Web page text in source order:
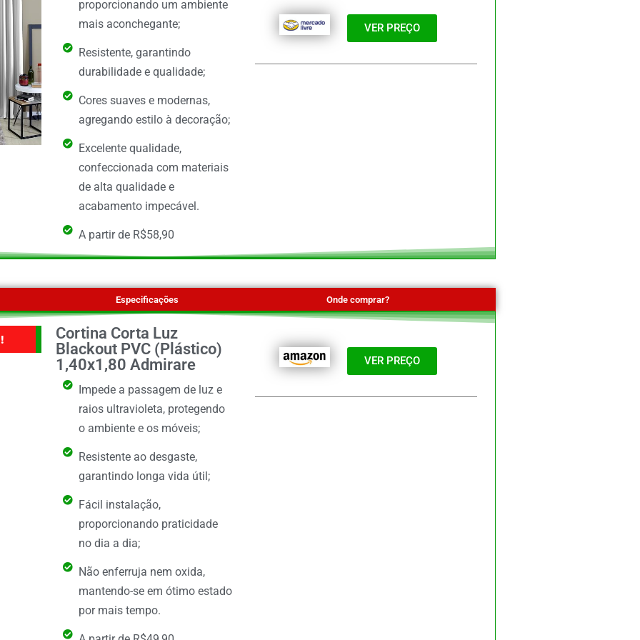
proporcionando um ambiente
mais aconchegante;
Resistente, garantindo
durabilidade e qualidade;
Cores suaves e modernas,
agregando estilo à decoração;
Excelente qualidade,
confeccionada com materiais
de alta qualidade e
acabamento impecável.
A partir de R$58,90
VER PREÇO
Especificações Onde comprar?
Cortina Corta Luz
Blackout PVC (Plástico)
1,40x1,80 Admirare
Impede a passagem de luz e
raios ultravioleta, protegendo
o ambiente e os móveis;
Resistente ao desgaste,
garantindo longa vida útil;
Fácil instalação,
proporcionando praticidade
no dia a dia;
Não enferruja nem oxida,
mantendo-se em ótimo estado
por mais tempo.
VER PREÇO